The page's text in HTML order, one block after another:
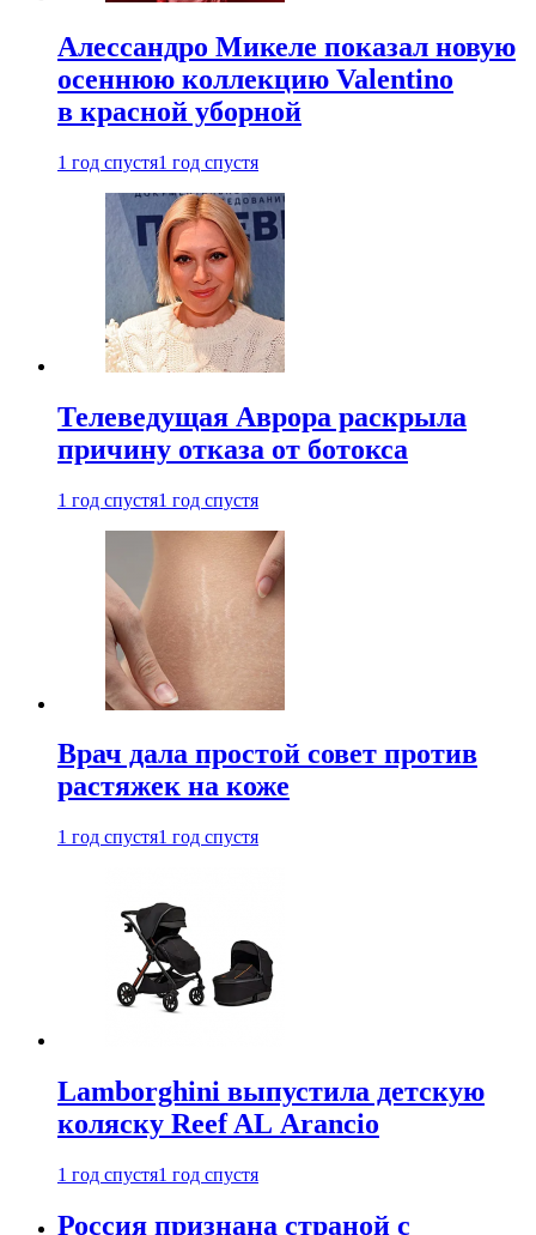
Алессандро Микеле показал новую
осеннюю коллекцию Valentino
в красной уборной
1 год спустя1 год спустя
Телеведущая Аврора раскрыла
причину отказа от ботокса
1 год спустя1 год спустя
Врач дала простой совет против
растяжек на коже
1 год спустя1 год спустя
Lamborghini выпустила детскую
коляску Reef AL Arancio
1 год спустя1 год спустя
Россия признана страной с